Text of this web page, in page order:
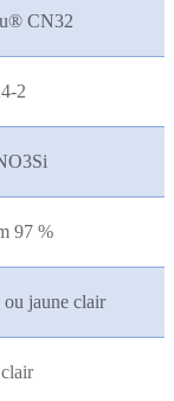
CN32
2
97 %
jaune clair